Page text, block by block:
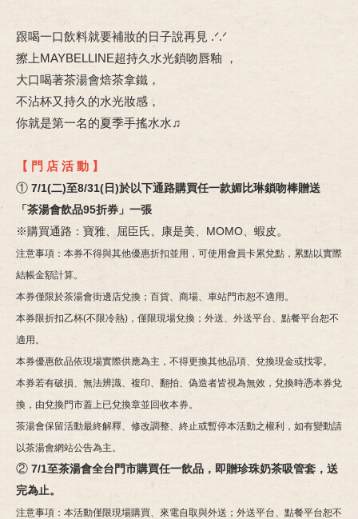
跟喝一口飲料就要補妝的日子說再見 .ᐟ.ᐟ
擦上MAYBELLINE超持久水光鎖吻唇釉 ，
大口喝著茶湯會焙茶拿鐵，
不沾杯又持久的水光妝感，
你就是第一名的夏季手搖水水♫
【 門 店 活 動 】
① 7/1(二)至8/31(日)於以下通路購買任一款媚比琳鎖吻棒贈送
「茶湯會飲品95折券」一張
※購買通路：寶雅、屈臣氏、康是美、MOMO、蝦皮。
注意事項：本券不得與其他優惠折扣並用，可使用會員卡累兌點，累點以實際
結帳金額計算。
本券僅限於茶湯會街邊店兌換；百貨、商場、車站門市恕不適用。
本券限折扣乙杯(不限冷熱)，僅限現場兌換；外送、外送平台、點餐平台恕不
適用。
本券優惠飲品依現場實際供應為主，不得更換其他品項、兌換現金或找零。
本券若有破損、無法辨識、複印、翻拍、偽造者皆視為無效，兌換時憑本券兌
換，由兌換門市蓋上已兌換章並回收本券。
茶湯會保留活動最終解釋、修改調整、終止或暫停本活動之權利，如有變動請
以茶湯會網站公告為主。
② 7/1至茶湯會全台門市購買任一飲品，即贈珍珠奶茶吸管套，送
完為止。
注意事項：本活動僅限現場購買、來電自取與外送；外送平台、點餐平台恕不